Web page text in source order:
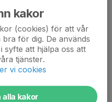
kakor
(cookies) för att vår
för dig. De används
syfte att hjälpa oss att
tjänster.
vi cookies
alla kakor